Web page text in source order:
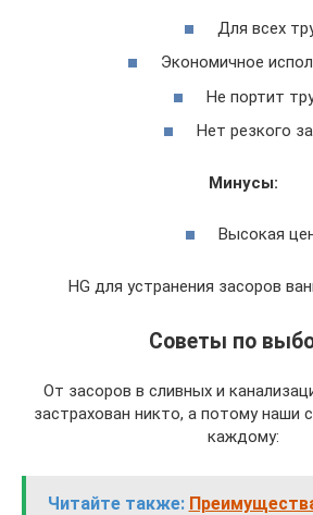
Для всех
Экономичное
Не портит
Нет резкого
Минусы:
Высокая
HG для устранения засоров
Советы по
От засоров в сливных и
застрахован никто, а потому наши
каждому:
Читайте также: